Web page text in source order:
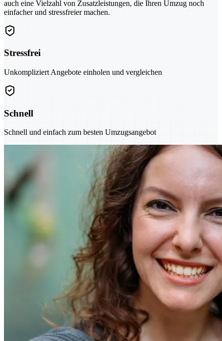
auch eine Vielzahl von Zusatzleistungen, die Ihren Umzug noch
einfacher und stressfreier machen.
Stressfrei
Unkompliziert Angebote einholen und vergleichen
Schnell
Schnell und einfach zum besten Umzugsangebot